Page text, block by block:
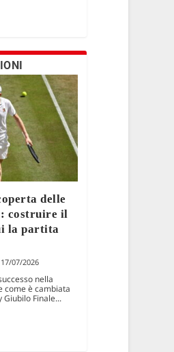
delle
costruire il
la partita
17/07/2026
nella
come è cambiata
Giubilo Finale...